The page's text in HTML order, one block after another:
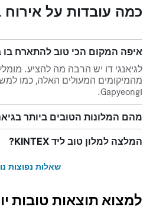
כמה עובדות על אירוח
איפה המקום הכי טוב להתארח בו
לגיאנגי דו יש הרבה מה להציע.
מהמיקומים המעולים האלה, כמו
וGapyeong.
מהם המלונות הטובים ביותר
המלצה למלון טוב ליד KINTEX?
שאלות נפוצות
למצוא תוצאות טובות